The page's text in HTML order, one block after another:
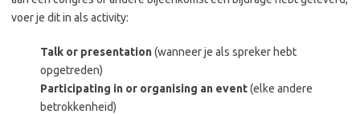
voer je dit in als activity:
Talk or presentation(wanneer je als spreker hebt
opgetreden)
Participating in or organising an event(elke andere
betrokkenheid)